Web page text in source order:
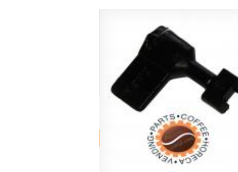
2.73 евро Артикул -0270011109R0
Товар в наличии -
Купить